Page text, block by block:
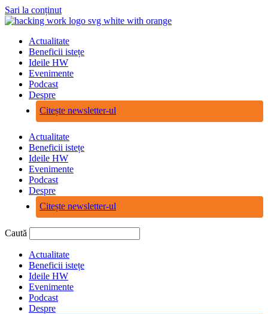
Sari la conținut
Actualitate
Beneficii istețe
Ideile HW
Evenimente
Podcast
Despre
Citește newsletter-ul
Actualitate
Beneficii istețe
Ideile HW
Evenimente
Podcast
Despre
Citește newsletter-ul
Caută
Actualitate
Beneficii istețe
Ideile HW
Evenimente
Podcast
Despre